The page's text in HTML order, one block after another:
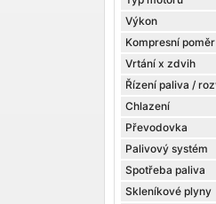
Výkon
Kompresní poměr
Vrtání x zdvih
Řízení paliva /
Chlazení
Převodovka
Palivový systém
Spotřeba paliva
Skleníkové plyny